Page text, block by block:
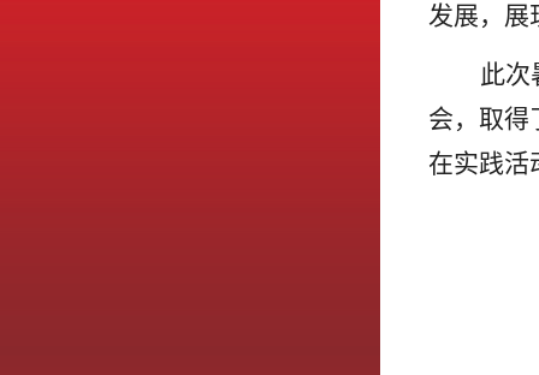
发展，展
此
会，取得
在实践活